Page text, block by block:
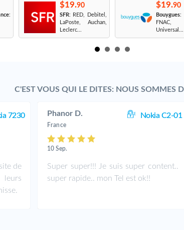
:
$19.90
SFR: RED, Debitel,
LaPoste, Auchan,
Leclerc...
$19.90
Bouygues:
Universal...
C'EST VOUS QUI LE DITES: NOUS SOMMES
7230
de
Phanor D. Nokia C2-01
France
10 Sep.
Super super!!! Je suis super content..
super rapide.. mon Tel est ok!!